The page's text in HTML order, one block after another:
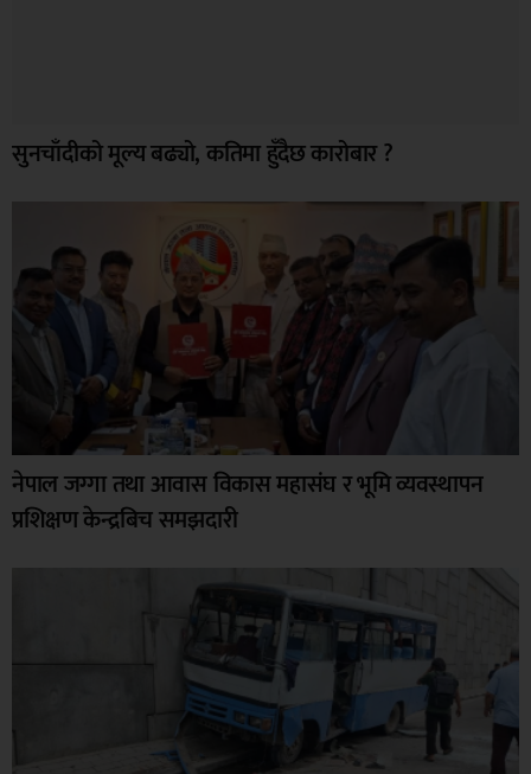
सुनचाँदीको मूल्य बढ्यो, कतिमा हुँदैछ कारोबार ?
नेपाल जग्गा तथा आवास विकास महासंघ र भूमि व्यवस्थापन
प्रशिक्षण केन्द्रबिच समझदारी